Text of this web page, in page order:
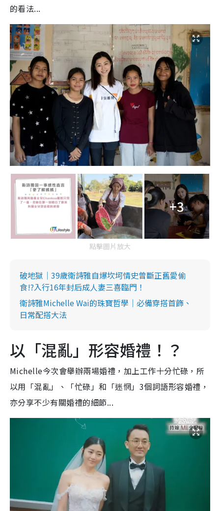
的看法...
+3
點擊圖片放大
破地獄｜39歲衛詩雅自爆坎坷情史曾斷正舊愛偷
食!?入行16年封后成人妻三喜臨門！
衛詩雅Michelle Wai的珠寶哲學｜必備穿搭首飾、
日常配搭大法
以「混亂」形容婚禮！？
Michelle今次會舉辦兩場婚禮，加上工作十分忙碌，所
以用「混亂」、「忙碌」和「迷惘」3個詞語形容婚禮，
亦分享不少有關婚禮的細節...